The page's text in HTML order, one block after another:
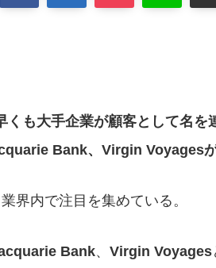
も大手企業が顧客として名を
Bank、Virgin Voyagesが
界内で注目を集めている。
Bank、 Virgin Voyages